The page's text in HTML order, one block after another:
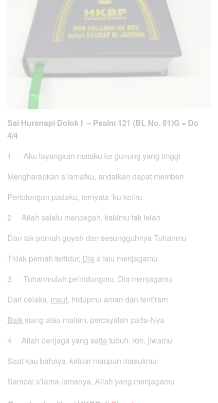
Sai Huranapi Dolok I – Psalm 121 (BL No. 81)G = Do
4/4
1 Aku layangkan mataku ke gunung yang tinggi
Mengharapkan s’lamatku, andaikan dapat memberi
Pertolongan padaku, ternyata ‘ku keliru
2 Allah selalu mencegah, kakimu tak lelah
Dan tak pernah goyah dan sesungguhnya Tuhanmu
Tidak pernah tertidur, Dia s’lalu menjagamu
3 Tuhanmulah pelindungmu, Dia menjagamu
Dari celaka, maut, hidupmu aman dan tent’ram
Baik siang atau malam, percayalah pada-Nya
4 Allah penjaga yang setiatubuh, roh, jiwamu
Saat kau bahaya, keluar maupun masukmu
Sampai s’lama-lamanya, Allah yang menjagamu